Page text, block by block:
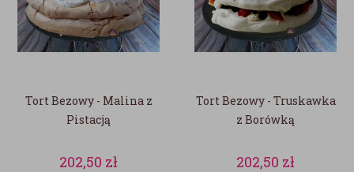
Tort Bezowy - Malina z
Pistacją
202,50 zł
Tort Bezowy - Truskawka
z Borówką
202,50 zł